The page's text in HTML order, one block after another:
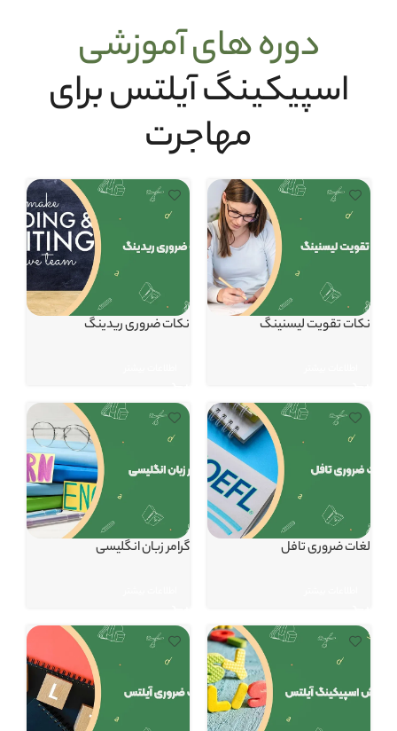
دوره های آموزشی
اسپیکینگ آیلتس برای
مهاجرت
نکات تقویت لیسنینگ نکات ضروری ریدینگ
لغات ضروری تافل گرامر زبان انگلیسی